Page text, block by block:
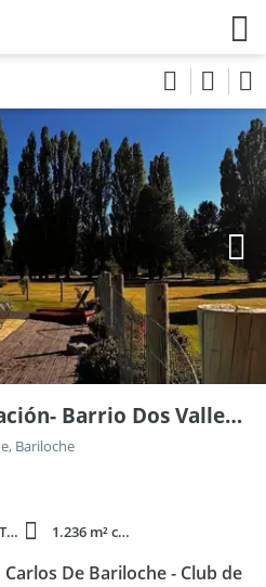
Ruta 40 y Circunvalación- Barrio Dos Valles- Lote P05
Bariloche
1.236 m² Total 1.236 m² constr.
De Bariloche - Club de